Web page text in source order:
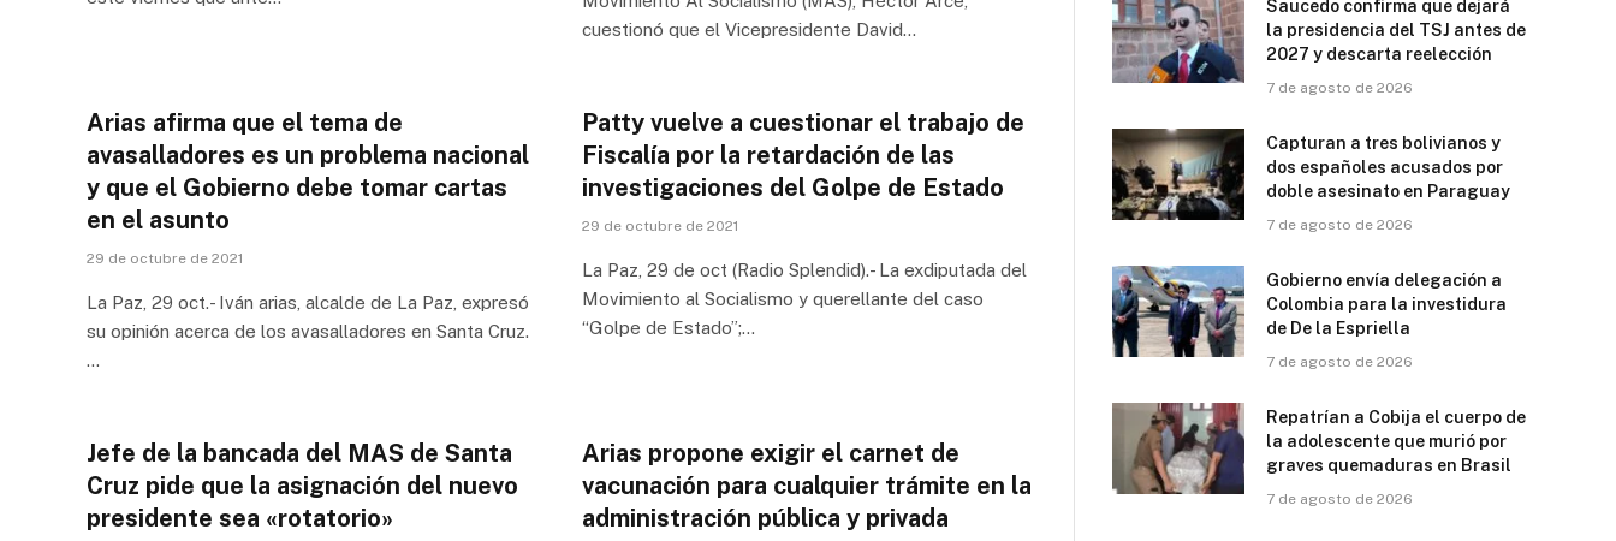
cuestionó que el Vicepresidente David…
Arias afirma que el tema de
avasalladores es un problema nacional
y que el Gobierno debe tomar cartas
en el asunto
29 de octubre de 2021
La Paz, 29 oct.- Iván arias, alcalde de La Paz, expresó
su opinión acerca de los avasalladores en Santa Cruz.
…
Patty vuelve a cuestionar el trabajo de
Fiscalía por la retardación de las
investigaciones del Golpe de Estado
29 de octubre de 2021
La Paz, 29 de oct (Radio Splendid).- La exdiputada del
Movimiento al Socialismo y querellante del caso
“Golpe de Estado”;…
Jefe de la bancada del MAS de Santa
Cruz pide que la asignación del nuevo
presidente sea «rotatorio»
Arias propone exigir el carnet de
vacunación para cualquier trámite en la
administración pública y privada
Saucedo confirma que dejará
la presidencia del TSJ antes de
2027 y descarta reelección
7 de agosto de 2026
Capturan a tres bolivianos y
dos españoles acusados por
doble asesinato en Paraguay
7 de agosto de 2026
Gobierno envía delegación a
Colombia para la investidura
de De la Espriella
7 de agosto de 2026
Repatrían a Cobija el cuerpo de
la adolescente que murió por
graves quemaduras en Brasil
7 de agosto de 2026